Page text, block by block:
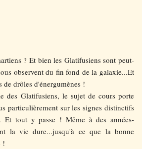
? Et bien les Glatifusiens sont peut-
observent du fin fond de la galaxie...Et
de drôles d'énergumènes !
des Glatifusiens, le sujet de cours porte
particulièrement sur les signes distinctifs
Et tout y passe ! Même à des années-
la vie dure...jusqu'à ce que la bonne
!